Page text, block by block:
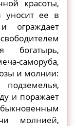
красоты,
уносит ее в
ограждает
богатырь,
саморуба,
и молнии:
и поражает
молнией,